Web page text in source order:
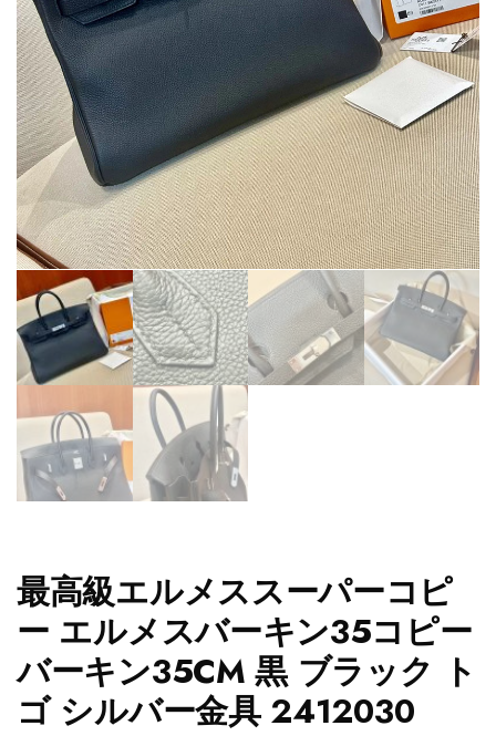
最高級エルメススーパーコピ
ー エルメスバーキン35コピー
バーキン35CM 黒 ブラック ト
ゴ シルバー金具 2412030